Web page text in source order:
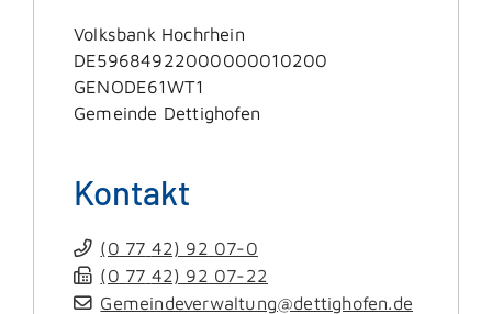
Volksbank Hochrhein
DE59684922000000010200
GENODE61WT1
Gemeinde Dettighofen
Kontakt
(0 77 42) 92 07-0
(0 77 42) 92 07-22
Gemeindeverwaltung@dettighofen.de